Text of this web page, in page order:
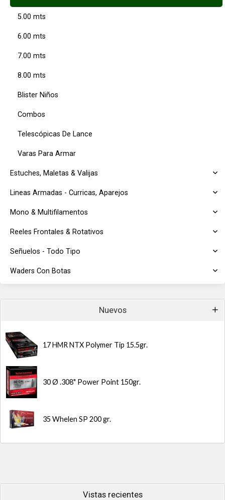
5.00 mts
6.00 mts
7.00 mts
8.00 mts
Blister Niños
Combos
Telescópicas De Lance
Varas Para Armar
Estuches, Maletas & Valijas
Lineas Armadas - Curricas, Aparejos
Mono & Multifilamentos
Reeles Frontales & Rotativos
Señuelos - Todo Tipo
Waders Con Botas
Nuevos
17 HMR NTX Polymer Tip 15.5gr.
30 Ø .308" Power Point 150gr.
35 Whelen SP 200 gr.
Vistas recientes